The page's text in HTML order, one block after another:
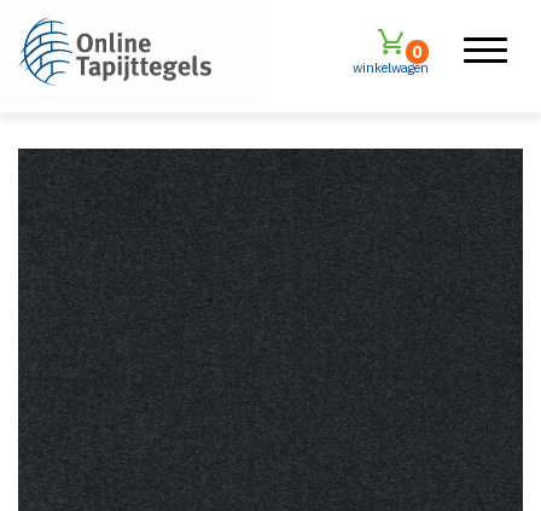
winkelwagen
0